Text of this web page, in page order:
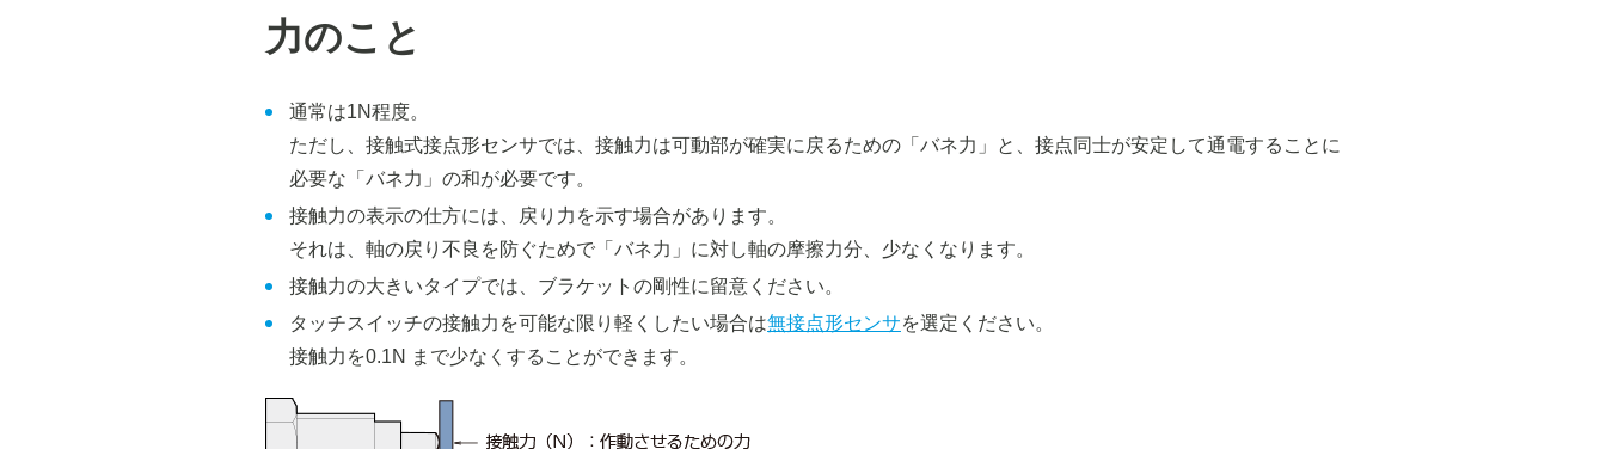
力のこと
通常は1N程度。
ただし、接触式接点形センサでは、接触力は可動部が確実に戻るための「バネ力」と、接点同士が安定して通電することに
必要な「バネ力」の和が必要です。
接触力の表示の仕方には、戻り力を示す場合があります。
それは、軸の戻り不良を防ぐためで「バネ力」に対し軸の摩擦力分、少なくなります。
接触力の大きいタイプでは、ブラケットの剛性に留意ください。
タッチスイッチの接触力を可能な限り軽くしたい場合は無接点形センサを選定ください。
接触力を0.1N まで少なくすることができます。